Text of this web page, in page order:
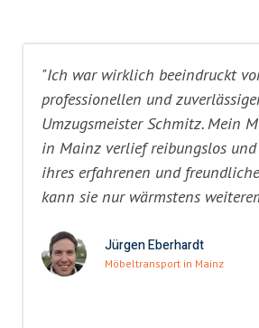
"Ich war wirklich beeindruckt
professionellen und
Umzugsmeister Schmitz. Mein
in Mainz verlief reibungslos
ihres erfahrenen und
kann sie nur wärmstens
Jürgen Eberhardt
Möbeltransport in Mainz